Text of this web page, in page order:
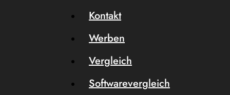
Kontakt
Werben
Vergleich
Softwarevergleich